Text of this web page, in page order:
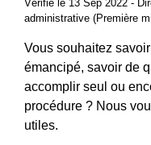
Vérifié le 13 Sep 2022 -
administrative (Première
Vous souhaitez
émancipé, savoir de
accomplir seul ou
procédure ? Nous
utiles.